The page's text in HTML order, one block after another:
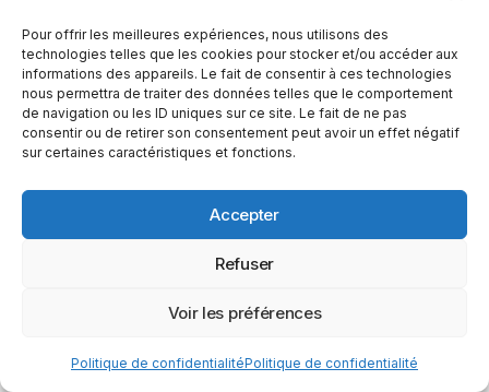
Pour offrir les meilleures expériences, nous utilisons des
technologies telles que les cookies pour stocker et/ou accéder aux
informations des appareils. Le fait de consentir à ces technologies
nous permettra de traiter des données telles que le comportement
de navigation ou les ID uniques sur ce site. Le fait de ne pas
consentir ou de retirer son consentement peut avoir un effet négatif
sur certaines caractéristiques et fonctions.
Accepter
Refuser
Voir les préférences
Politique de confidentialitéPolitique de confidentialité
ImageHosting : hébergeur d’images gratuit et
rapide pour tous vos besoins en ligne
Suivant
Les pannes successives des
Xbox montrent les problèmes du
5 min de lecture 27 juillet 2026